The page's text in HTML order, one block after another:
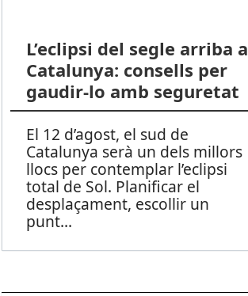
L’eclipsi del segle arriba a
Catalunya: consells per
gaudir-lo amb seguretat
El 12 d’agost, el sud de
Catalunya serà un dels millors
llocs per contemplar l’eclipsi
total de Sol. Planificar el
desplaçament, escollir un
punt...